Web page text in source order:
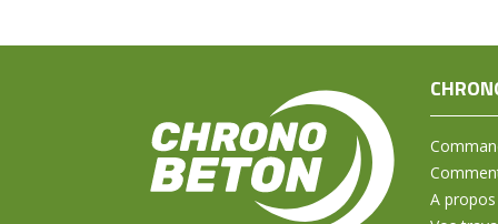
A propos